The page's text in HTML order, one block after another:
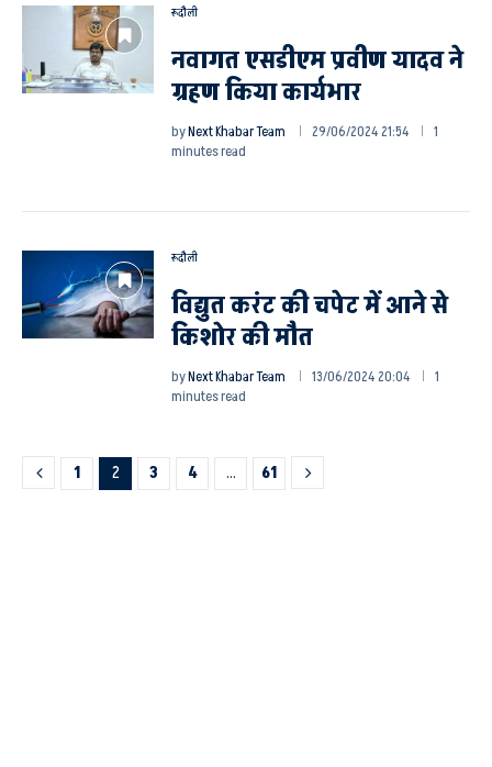
रूदौली
नवागत एसडीएम प्रवीण यादव ने
ग्रहण किया कार्यभार
byNext Khabar Team 29/06/2024 21:54
1
minutes read
रूदौली
विद्युत करंट की चपेट में आने से
किशोर की मौत
byNext Khabar Team 13/06/2024 20:04
1
minutes read
1 2 3 4 … 61